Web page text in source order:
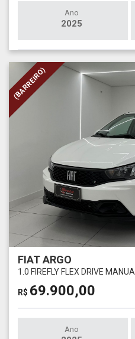
Ano
2025
(BARREIRO)
FIAT ARGO
1.0 FIREFLY FLEX DRIVE MANUAL
R$ 69.900,00
Ano